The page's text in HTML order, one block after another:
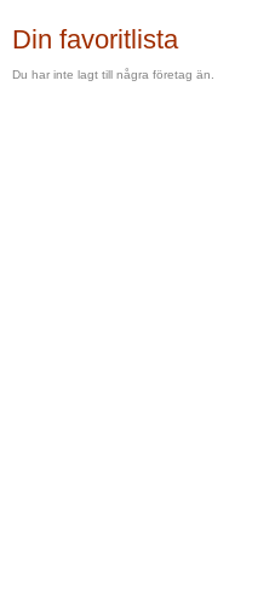
Din favoritlista
Du har inte lagt till några företag än.